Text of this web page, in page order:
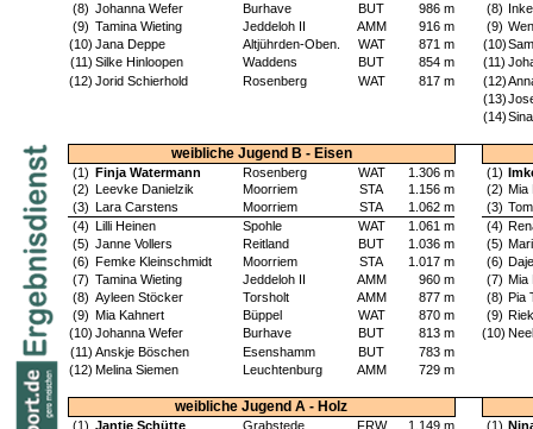
(8) Johanna Wefer Burhave BUT 986 m (8)
(9) Tamina Wieting Jeddeloh II AMM 916 m (9)
(10) Jana Deppe Altjührden-Oben. WAT 871 m (10)
(11) Silke Hinloopen Waddens BUT 854 m (11)
(12) Jorid Schierhold Rosenberg WAT 817 m (12)
(13)
(14)
weibliche Jugend B - Eisen
(1) Finja Watermann Rosenberg WAT 1.306 m (1)
(2) Leevke Danielzik Moorriem STA 1.156 m (2) Mia
(3) Lara Carstens Moorriem STA 1.062 m (3)
(4) Lilli Heinen Spohle WAT 1.061 m (4)
(5) Janne Vollers Reitland BUT 1.036 m (5)
(6) Femke Kleinschmidt Moorriem STA 1.017 m (6)
(7) Tamina Wieting Jeddeloh II AMM 960 m (7) Mia
(8) Ayleen Stöcker Torsholt AMM 877 m (8) Pia
(9) Mia Kahnert Büppel WAT 870 m (9)
(10) Johanna Wefer Burhave BUT 813 m (10)
(11) Anskje Böschen Esenshamm BUT
783 m
(12) Melina Siemen Leuchtenburg AMM 729 m
weibliche Jugend A - Holz
(1) Jantje Schütte Grabstede FRW 1.149 m (1)